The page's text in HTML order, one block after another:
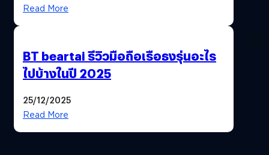
Read More
BT beartai รีวิวมือถือเรือธงรุ่นอะไร
ไปบ้างในปี 2025
25/12/2025
Read More